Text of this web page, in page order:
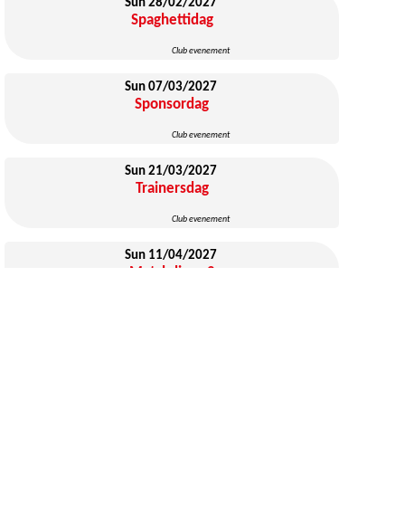
Sun 28/02/2027
Spaghettidag
Club evenement
Sun 07/03/2027
Sponsordag
Club evenement
Sun 21/03/2027
Trainersdag
Club evenement
Sun 11/04/2027
Matchdiner 2